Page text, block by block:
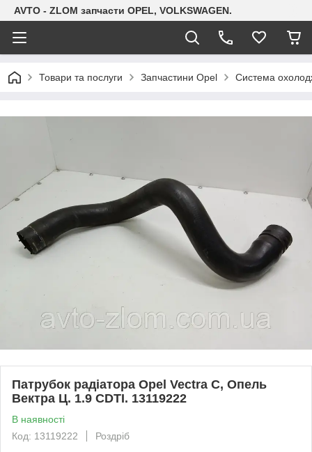
AVTO - ZLOM запчасти OPEL, VOLKSWAGEN.
Товари та послуги Запчастини Opel Система
Патрубок радіатора Opel Vectra C, Опель
Вектра Ц. 1.9 CDTI. 13119222
В наявності
Код: 13119222
Роздріб